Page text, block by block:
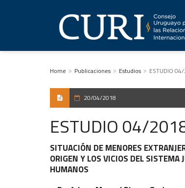
Home Publicaciones Estudios ESTUDIO
20/04/2018
ESTUDIO 04/
SITUACIÓN DE MENORES
ORIGEN Y LOS VICIOS DEL
HUMANOS